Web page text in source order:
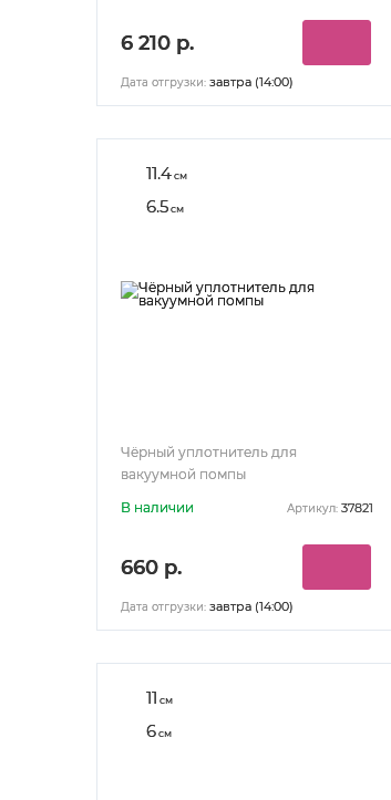
6 210 р.
Дата отгрузки: завтра (14:00)
11.4см
6.5см
Чёрный уплотнитель для
вакуумной помпы
В наличии
Артикул: 37821
660 р.
Дата отгрузки: завтра (14:00)
11 см
6см